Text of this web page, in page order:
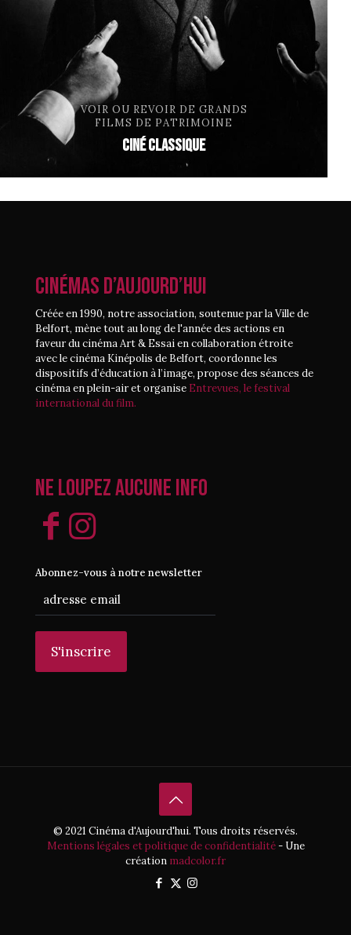
VOIR OU REVOIR DE GRANDS
FILMS DE PATRIMOINE
ciné classique
CINÉMAS D’AUJOURD’HUI
Créée en 1990, notre association, soutenue par la Ville de
Belfort, mène tout au long de l'année des actions en
faveur du cinéma Art & Essai en collaboration étroite
avec le cinéma Kinépolis de Belfort, coordonne les
dispositifs d’éducation à l’image, propose des séances de
cinéma en plein-air et organise Entrevues, le festival
international du film.
Ne loupez aucune info
Abonnez-vous à notre newsletter
© 2021 Cinéma d'Aujourd'hui. Tous droits réservés.
Mentions légales et politique de confidentialité- Une
création madcolor.fr